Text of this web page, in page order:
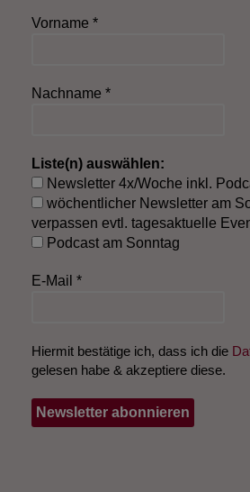
Vorname *
Nachname *
Liste(n) auswählen:
Newsletter 4x/Woche inkl.
wöchentlicher Newsletter am
verpassen evtl. tagesaktuelle
Podcast am Sonntag
E-Mail *
Hiermit bestätige ich, dass ich die
gelesen habe & akzeptiere diese.